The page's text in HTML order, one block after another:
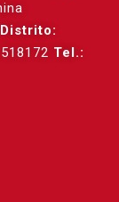
Distrito:
518172 Tel.: